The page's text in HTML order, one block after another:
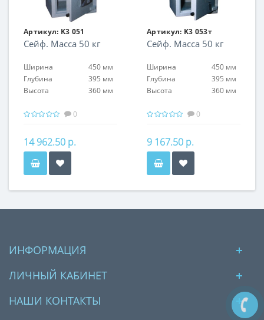
Артикул: K3 051
Сейф. Масса 50 кг
Ширина
450 мм
Глубина
395 мм
Высота
360 мм
0
14 962.50 р.
Артикул: K3 053т
Сейф. Масса 50 кг
Ширина
450 мм
Глубина
395 мм
Высота
360 мм
0
9 167.50 р.
ИНФОРМАЦИЯ
ЛИЧНЫЙ КАБИНЕТ
НАШИ КОНТАКТЫ